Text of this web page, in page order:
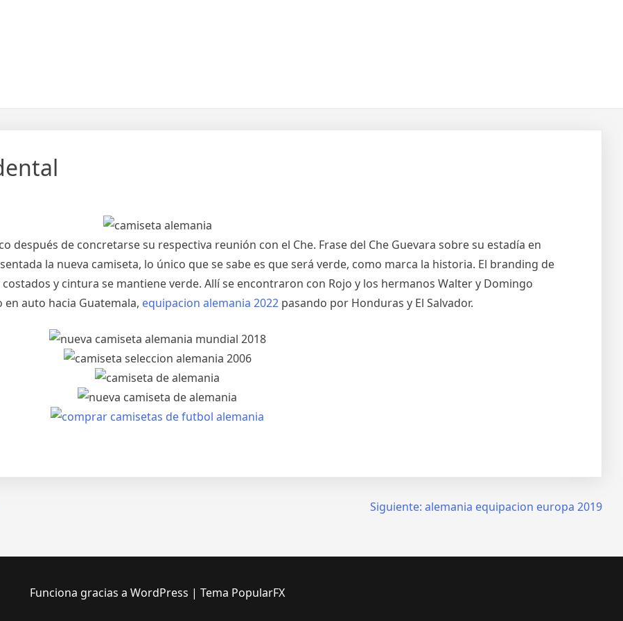
de concretarse su respectiva reunión con el Che. Frase del Che Guevara sobre su estadía en
la nueva camiseta, lo único que se sabe es que será verde, como marca la historia. El branding de
y cintura se mantiene verde. Allí se encontraron con Rojo y los hermanos Walter y Domingo
auto hacia Guatemala, equipacion alemania 2022 pasando por Honduras y El Salvador.
Siguiente: alemania equipacion europa 2019
Funciona gracias a WordPress | Tema PopularFX